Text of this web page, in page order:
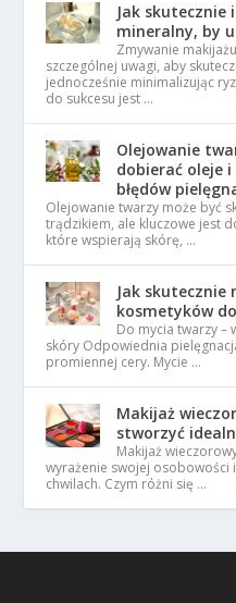
Jak
mineralny, by
Zmywanie
szczególnej uwagi, aby
jednocześnie minimalizując
do sukcesu jest …
Olejowanie
dobierać oleje
błędów
Olejowanie twarzy może być
trądzikiem, ale kluczowe jest
które wspierają skórę, …
Jak skutecznie
kosmetyków
Do mycia twarzy –
skóry Odpowiednia
promiennej cery. Mycie …
Makijaż
stworzyć
Makijaż
wyrażenie swojej osobowości
chwilach. Czym różni się …